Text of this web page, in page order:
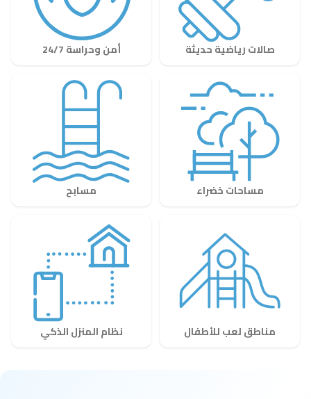
صالات رياضية حديثة أمن وحراسة 24/7
مساحات خضراء مسابح
مناطق لعب للأطفال نظام المنزل الذكي